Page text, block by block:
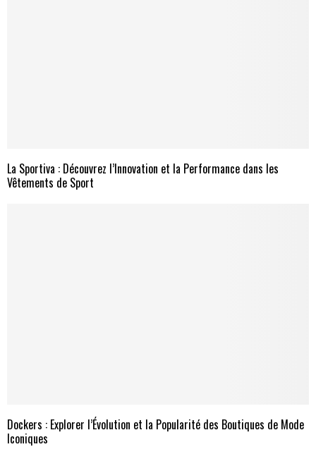
La Sportiva : Découvrez l’Innovation et la Performance dans les
Vêtements de Sport
Dockers : Explorer l’Évolution et la Popularité des Boutiques de Mode
Iconiques